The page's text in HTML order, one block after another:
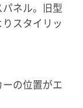
ネル。旧型
スタイリッ
の位置がエ